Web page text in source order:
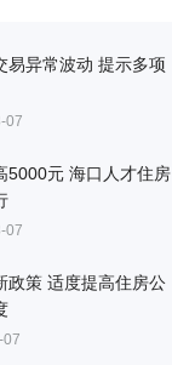
易异常波动 提示多项
07
5000元 海口人才住房
07
政策 适度提高住房公
07